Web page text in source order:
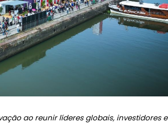
ao reunir líderes globais, investidores e